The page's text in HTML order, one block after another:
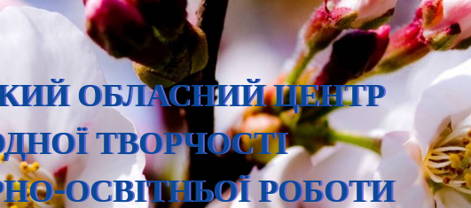
ОБЛАСНИЙ ЦЕНТР
ТВОРЧОСТІ
ОСВІТНЬОЇ РОБОТИ